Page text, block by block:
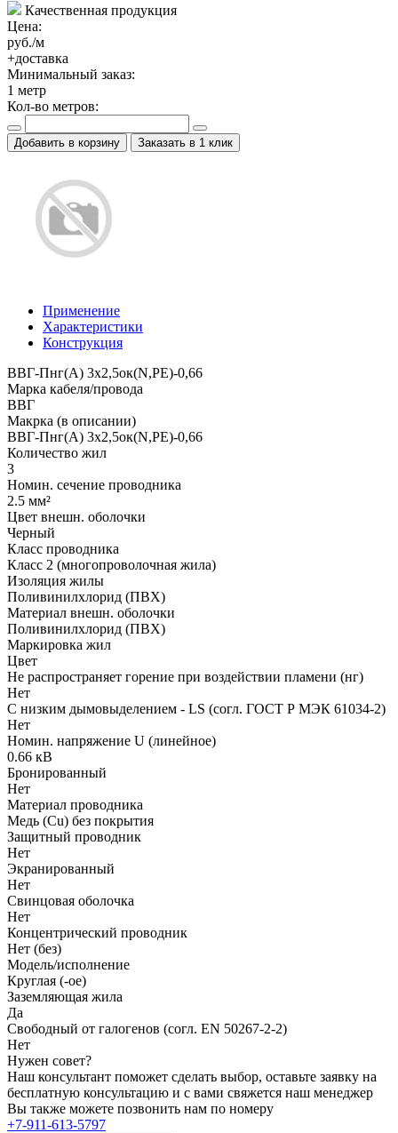
Качественная продукция
Цена:
руб./м
+доставка
Минимальный заказ:
1 метр
Кол-во метров:
Добавить в корзину Заказать в 1 клик
Применение
Характеристики
Конструкция
ВВГ-Пнг(A) 3x2,5ок(N,PE)-0,66
Марка кабеля/провода
ВВГ
Макрка (в описании)
ВВГ-Пнг(A) 3x2,5ок(N,PE)-0,66
Количество жил
3
Номин. сечение проводника
2.5 мм²
Цвет внешн. оболочки
Черный
Класс проводника
Класс 2 (многопроволочная жила)
Изоляция жилы
Поливинилхлорид (ПВХ)
Материал внешн. оболочки
Поливинилхлорид (ПВХ)
Маркировка жил
Цвет
Не распространяет горение при воздействии пламени (нг)
Нет
С низким дымовыделением - LS (согл. ГОСТ Р МЭК 61034-2)
Нет
Номин. напряжение U (линейное)
0.66 кВ
Бронированный
Нет
Материал проводника
Медь (Cu) без покрытия
Защитный проводник
Нет
Экранированный
Нет
Свинцовая оболочка
Нет
Концентрический проводник
Нет (без)
Модель/исполнение
Круглая (-ое)
Заземляющая жила
Да
Свободный от галогенов (согл. EN 50267-2-2)
Нет
Нужен совет?
Наш консультант поможет сделать выбор, оставьте заявку на
бесплатную консультацию и с вами свяжется наш менеджер
Вы также можете позвонить нам по номеру
+7-911-613-5797